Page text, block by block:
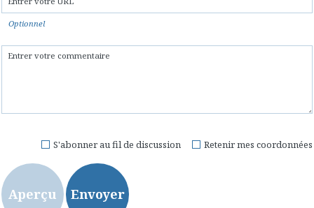
Optionnel
Retenir mes coordonnées
S'abonner au fil de discussion